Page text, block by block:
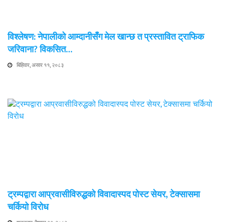
विश्लेषण: नेपालीको आम्दानीसँग मेल खान्छ त प्रस्तावित ट्राफिक
जरिवाना? विकसित…
बिहिवार, असार ११, २०८३
ट्रम्पद्वारा आप्रवासीविरुद्धको विवादास्पद पोस्ट सेयर, टेक्सासमा
चर्कियो विरोध